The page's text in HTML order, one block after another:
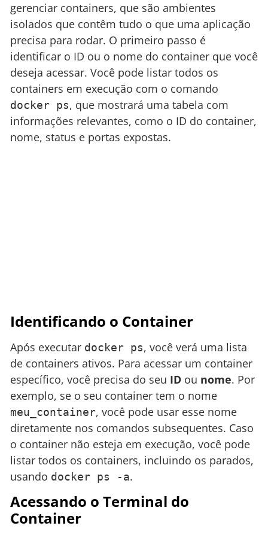
gerenciar containers, que são ambientes
isolados que contêm tudo o que uma aplicação
precisa para rodar. O primeiro passo é
identificar o ID ou o nome do container que você
deseja acessar. Você pode listar todos os
containers em execução com o comando
docker ps, que mostrará uma tabela com
informações relevantes, como o ID do container,
nome, status e portas expostas.
Identificando o Container
Após executar docker ps, você verá uma lista
de containers ativos. Para acessar um container
específico, você precisa do seu ID ou nome. Por
exemplo, se o seu container tem o nome
meu_container, você pode usar esse nome
diretamente nos comandos subsequentes. Caso
o container não esteja em execução, você pode
listar todos os containers, incluindo os parados,
usando docker ps -a.
Acessando o Terminal do
Container